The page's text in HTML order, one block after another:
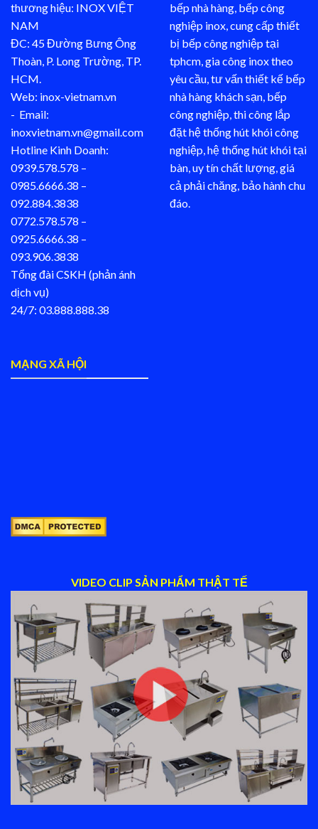
thương hiệu: INOX VIỆT
NAM
ĐC: 45 Đường Bưng Ông
Thoàn, P. Long Trường, TP.
HCM.
Web: inox-vietnam.vn
- Email:
inoxvietnam.vn@gmail.com
Hotline Kinh Doanh:
0939.578.578 –
0985.6666.38 –
092.884.3838
0772.578.578 –
0925.6666.38 –
093.906.3838
Tổng đài CSKH (phản ánh
dịch vụ)
24/7: 03.888.888.38
bếp nhà hàng, bếp công
nghiệp inox, cung cấp thiết
bị bếp công nghiệp tại
tphcm, gia công inox theo
yêu cầu, tư vấn thiết kế bếp
nhà hàng khách sạn, bếp
công nghiệp, thi công lắp
đặt hệ thống hút khói công
nghiệp, hệ thống hút khói tại
bàn, uy tín chất lượng, giá
cả phải chăng, bảo hành chu
đáo.
MẠNG XÃ HỘI
VIDEO CLIP SẢN PHẨM THẬT TẾ